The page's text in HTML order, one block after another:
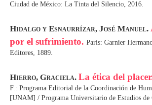
Ciudad de México: La Tinta del Silencio, 2016.
Hidalgo y Esnaurrízar, José Manuel.
por el sufrimiento. París: Garnier
Editores, 1889.
Hierro, Graciela. La ética del
F.: Programa Editorial de la Coordinación de
[UNAM] / Programa Universitario de Estudios de